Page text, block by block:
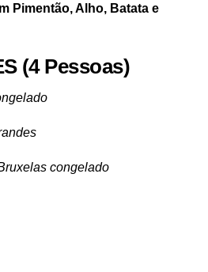
Pimentão, Alho, Batata e
(4 Pessoas)
congelado